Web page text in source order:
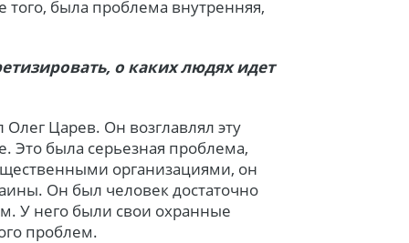
того, была проблема внутренняя,
о каких людях идет
Царев. Он возглавлял эту
Это была серьезная проблема,
организациями, он
Он был человек достаточно
У него были свои охранные
проблем.